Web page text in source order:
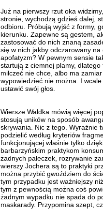
Już na pierwszy rzut oka
stronie, wychodzą gdzieś dalej,
odbioru. Próbują wyjść z formy,
kierunku. Zapewne są gestem,
zastosować do nich znaną
się w nich jakby odczarowany
apofatyzm? W pewnym sensie
startują z ciemnej plamy,
milczeć nie chce, albo ma
wypowiedzieć nie można. I
ustawić swój głos.
Wiersze Waldka mówią więcej
stosują uników na sposób
skrywania. Nic z tego. Wyraźnie
podzielić według kryteriów
funkcjonującej właśnie tylko
barbarzyńskim praktykom
żadnych pałeczek, rozrywanie
wierszy Jochera są to praktyki
można przybić gwoździem do
tym przypadku jest ważniejszy
tym z pewnością można coś
żadnym wypadku nie spada do
maskarady. Przypomina szept,